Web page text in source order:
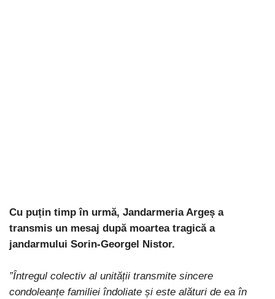
Cu puțin timp în urmă, Jandarmeria Argeș a
transmis un mesaj după moartea tragică a
jandarmului Sorin-Georgel Nistor.
”Întregul colectiv al unității transmite sincere
condoleanțe familiei îndoliate și este alături de ea în